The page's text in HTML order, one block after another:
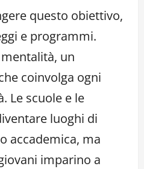
questo obiettivo,
e programmi.
un
coinvolga ogni
Le scuole e le
luoghi di
accademica, ma
imparino a